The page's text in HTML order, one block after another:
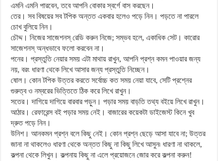
এমনি এমনি পারবেন, তবে আপনি বোকার স্বর্গে বাস করছেন।
তের। সব বিষয়ের সব টপিক অন্তত একবার হলেও পড়ে নিন। পড়তে না পারলে
চোখ বুলিয়ে নিন।
চৌদ্দ। নিজের সাজেশনস্ রেডি করুন নিজে; সম্ভব হলে, একাধিক সেট। কারোর
সাজেশনস্ অন্ধভাবে ফলো করবেন না।
পনের। প্রস্তুতি নেয়ার সময় এটা মাথায় রাখুন, আপনি প্রশ্ন কমন পাওয়ার জন্য
নয়, বরং ধারণা থেকে লিখে আসার জন্য প্রস্তুতি নিচ্ছেন।
ষোল। কোন টপিক উত্তর করতে সর্বোচ্চ কত সময় নেয়া যাবে, সেটি প্রশ্নের
গুরুত্ব ও নম্বরের ভিত্তিতে ঠিক করে লিখে রাখুন।
সতের। দাগিয়ে দাগিয়ে বারবার পড়ুন। পড়ার সময় বাড়তি তথ্য বইয়ে লিখে রাখুন।
আঠার। রেফারেন্স বই পড়ার সময় নেই। বাজারের কয়েকটা ডাইজেস্ট কিনে খুব
দ্রুত পড়ে নিন।
উনিশ। আনকমন প্রশ্ন বলে কিছু নেই। কোন প্রশ্ন ছেড়ে আসা যাবে না; উত্তর
জানা না থাকলেও ধারণা থেকে অন্তত কিছু না কিছু লিখে আসুন৷ ধারণা না থাকলে,
কল্পনা থেকে লিখুন। কল্পনায় কিছু না এলে প্রয়োজনে জোর করে কল্পনা করুন!